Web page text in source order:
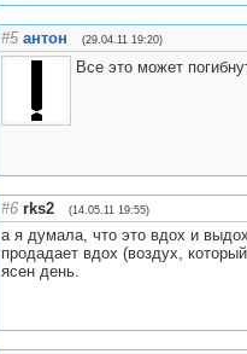
#5 антон (29.04.11 19:20)
Все это может
#6 rks2 (14.05.11 19:55)
а я думала, что это вдох и
продадает вдох (воздух,
ясен день.